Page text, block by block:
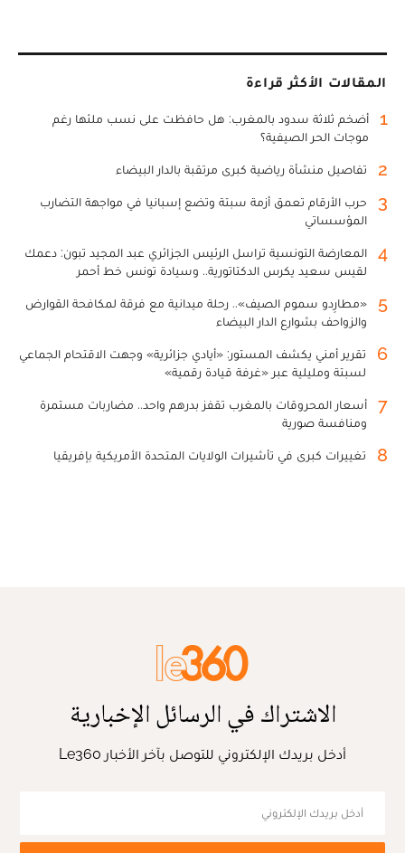
المقالات الأكثر قراءة
1
أضخم ثلاثة سدود بالمغرب: هل حافظت على نسب ملئها رغم
موجات الحر الصيفية؟
2 تفاصيل منشأة رياضية كبرى مرتقبة بالدار البيضاء
3
حرب الأرقام تعمق أزمة سبتة وتضع إسبانيا في مواجهة التضارب
المؤسساتي
4
المعارضة التونسية تراسل الرئيس الجزائري عبد المجيد تبون: دعمك
لقيس سعيد يكرس الدكتاتورية.. وسيادة تونس خط أحمر
5
«مطارِدو سموم الصيف».. رحلة ميدانية مع فرقة لمكافحة القوارض
والزواحف بشوارع الدار البيضاء
6
تقرير أمني يكشف المستور: «أيادي جزائرية» وجهت الاقتحام الجماعي
لسبتة ومليلية عبر «غرفة قيادة رقمية»
7
أسعار المحروقات بالمغرب تقفز بدرهم واحد.. مضاربات مستمرة
ومنافسة صورية
8 تغييرات كبرى في تأشيرات الولايات المتحدة الأمريكية بإفريقيا
الاشتراك في الرسائل الإخبارية
أدخل بريدك الإلكتروني للتوصل بآخر الأخبار Le360